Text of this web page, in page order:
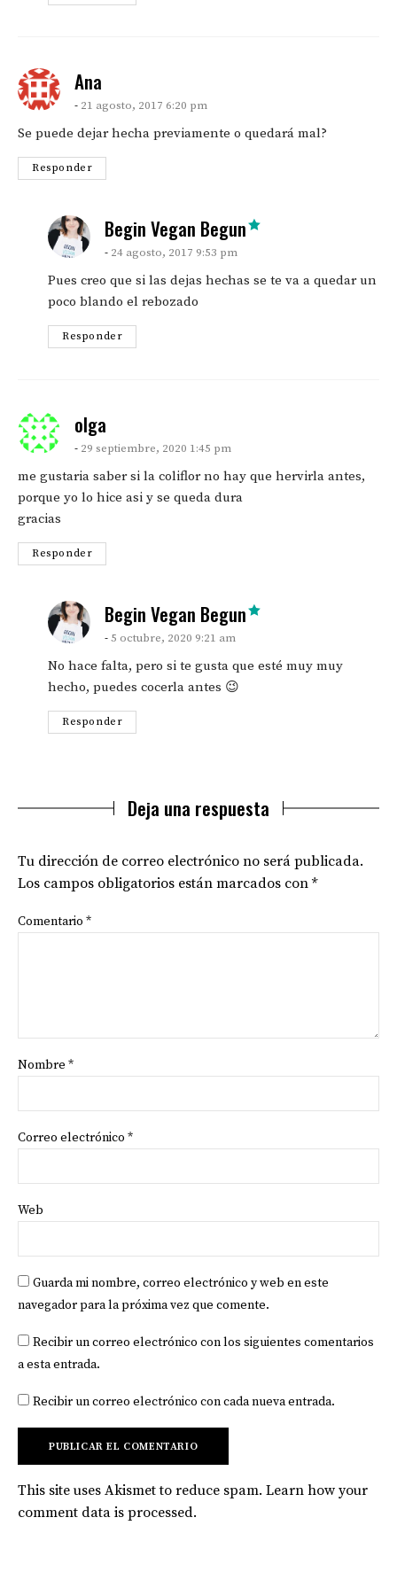
Ana
21 agosto, 2017 6:20 pm
Se puede dejar hecha previamente o quedará mal?
Responder
Begin Vegan Begun says:
24 agosto, 2017 9:53 pm
Pues creo que si las dejas hechas se te va a quedar un
poco blando el rebozado
Responder
olga
29 septiembre, 2020 1:45 pm
me gustaria saber si la coliflor no hay que hervirla antes,
porque yo lo hice asi y se queda dura
gracias
Responder
Begin Vegan Begun says:
5 octubre, 2020 9:21 am
No hace falta, pero si te gusta que esté muy muy
hecho, puedes cocerla antes 😉
Responder
Deja una respuesta
Tu dirección de correo electrónico no será publicada.
Los campos obligatorios están marcados con *
Comentario *
Nombre *
Correo electrónico *
Web
Guarda mi nombre, correo electrónico y web en este
navegador para la próxima vez que comente.
Recibir un correo electrónico con los siguientes comentarios
a esta entrada.
Recibir un correo electrónico con cada nueva entrada.
This site uses Akismet to reduce spam. Learn how your
comment data is processed.